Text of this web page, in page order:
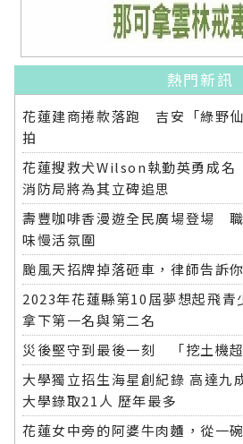
熱門新訊
花蓮建商捲款落跑 吉安「綠野
拍
花蓮搜救犬Wilson執勤英勇成
消防局將為其立碑追思
壽豐咖啡香漫遊全民廣場登場
味慢活氛圍
颱風天招牌掉落砸車，律師告訴
2023年花蓮縣第10屆夢想起飛青
拿下第一名與第二名
災後堅守到最後一刻 「挖土機
大學獨立招生海星創紀錄 高達九
大學錄取21人 歷年最多
花蓮女中旁的阿婆牛肉麵，從一